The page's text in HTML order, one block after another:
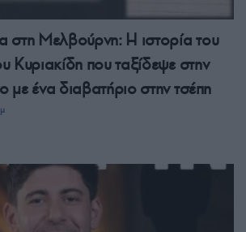
στη Μελβούρνη: Η ιστορία του
Κυριακίδη που ταξίδεψε στην
ένα διαβατήριο στην τσέπη